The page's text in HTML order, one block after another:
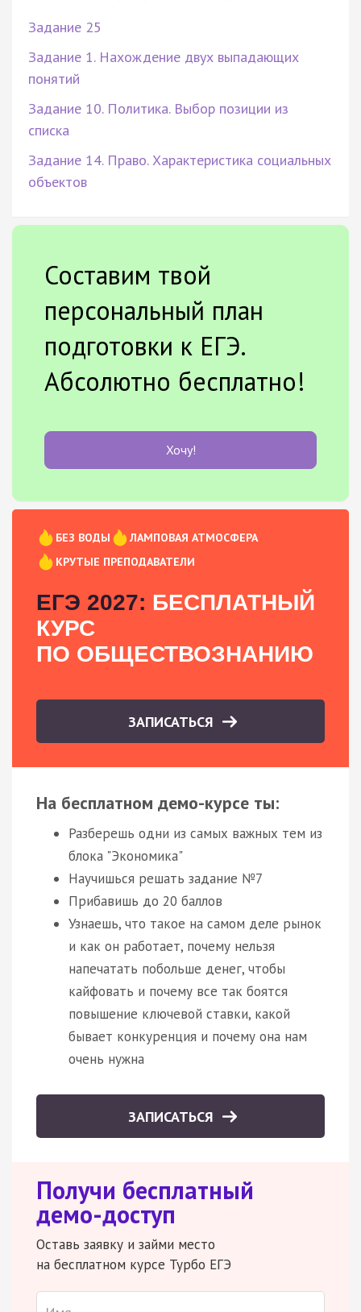
Задание 25
Задание 1. Нахождение двух выпадающих
понятий
Задание 10. Политика. Выбор позиции из
списка
Задание 14. Право. Характеристика социальных
объектов
Составим твой
персональный план
подготовки к ЕГЭ.
Абсолютно бесплатно!
Хочу!
БЕЗ ВОДЫ
ЛАМПОВАЯ АТМОСФЕРА
КРУТЫЕ ПРЕПОДАВАТЕЛИ
ЕГЭ 2027: БЕСПЛАТНЫЙ
КУРС
ПО ОБЩЕСТВОЗНАНИЮ
ЗАПИСАТЬСЯ
На бесплатном демо-курсе ты:
Разберешь одни из самых важных тем из
блока "Экономика"
Научишься решать задание №7
Прибавишь до 20 баллов
Узнаешь, что такое на самом деле рынок
и как он работает, почему нельзя
напечатать побольше денег, чтобы
кайфовать и почему все так боятся
повышение ключевой ставки, какой
бывает конкуренция и почему она нам
очень нужна
ЗАПИСАТЬСЯ
Получи бесплатный
демо-доступ
Оставь заявку и займи место
на бесплатном курсе Турбо ЕГЭ